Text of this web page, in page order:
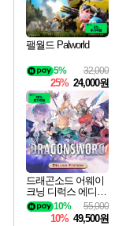
팰월드 Palworld
32,000
5%
25% 24,000원
드래곤소드 어웨이
크닝 디럭스 에디션
DragonSword Awake
ning Deluxe Edition
55,000
10%
10% 49,500원